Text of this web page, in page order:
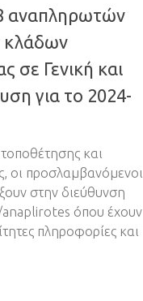
αναπληρωτών
κλάδων
σε Γενική και
για το 2024-
και
οι προσλαμβανόμενοι
στην διεύθυνση
όπου έχουν
πληροφορίες και